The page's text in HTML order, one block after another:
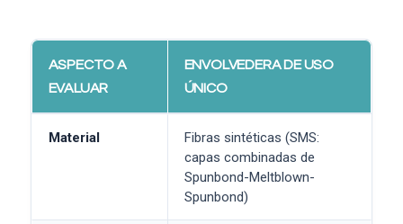
ASPECTO A
EVALUAR
ENVOLVEDERA DE USO
ÚNICO
Material
Fibras sintéticas (SMS:
capas combinadas de
Spunbond-Meltblown-
Spunbond)